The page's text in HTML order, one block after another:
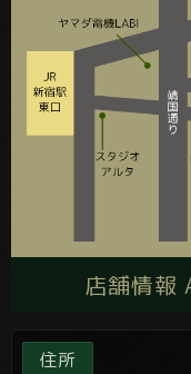
店舗情報
住所